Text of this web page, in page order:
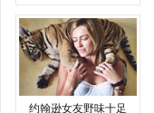
约翰逊女友野味十足